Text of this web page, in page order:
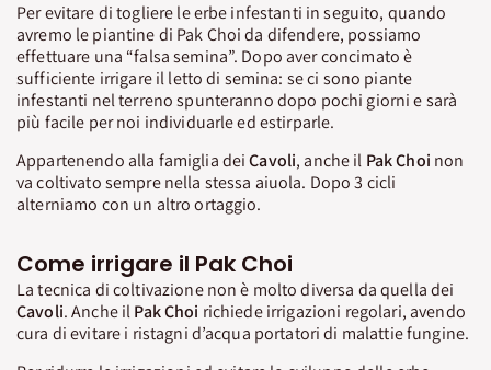
Per evitare di togliere le erbe infestanti in seguito, quando
avremo le piantine di Pak Choi da difendere, possiamo
effettuare una “falsa semina”. Dopo aver concimato è
sufficiente irrigare il letto di semina: se ci sono piante
infestanti nel terreno spunteranno dopo pochi giorni e sarà
più facile per noi individuarle ed estirparle.
Appartenendo alla famiglia deiCavoli, anche il PakChoi non
va coltivato sempre nella stessa aiuola. Dopo 3 cicli
alterniamo con un altro ortaggio.
Come irrigare il Pak Choi
La tecnica di coltivazione non è molto diversa da quella dei
Cavoli. Anche ilPak Choi richiede irrigazioni regolari, avendo
cura di evitare i ristagni d’acqua portatori di malattie fungine.